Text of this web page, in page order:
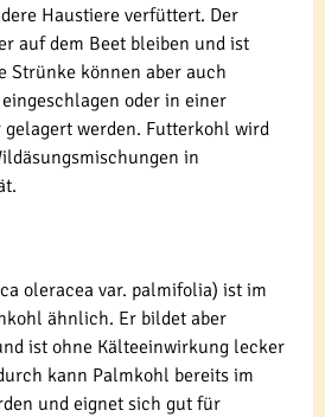
Haustiere verfüttert. Der
auf dem Beet bleiben und ist
Strünke können aber auch
oder in einer
gelagert werden. Futterkohl wird
in
oleracea var. palmifolia) ist im
ähnlich. Er bildet aber
ist ohne Kälteeinwirkung lecker
kann Palmkohl bereits im
und eignet sich gut für